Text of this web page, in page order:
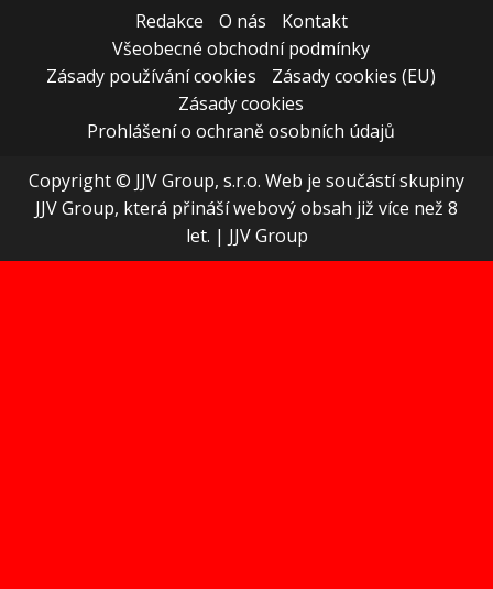
Redakce
O nás
Kontakt
Všeobecné obchodní podmínky
Zásady používání cookies
Zásady cookies (EU)
Zásady cookies
Prohlášení o ochraně osobních údajů
Copyright © JJV Group, s.r.o. Web je součástí skupiny
JJV Group, která přináší webový obsah již více než 8
let. | JJV Group